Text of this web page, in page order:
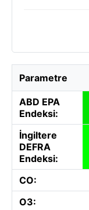
Parametre
ABD EPA
Endeksi:
İngiltere
DEFRA
Endeksi:
CO:
O3: